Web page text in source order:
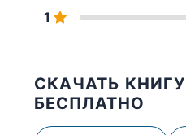
1
СКАЧАТЬ
БЕСПЛАТНО